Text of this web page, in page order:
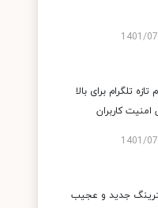
1401/
تازه تلگرام برای بالا
امنیت کاربران
1401/
جدید و عجیب